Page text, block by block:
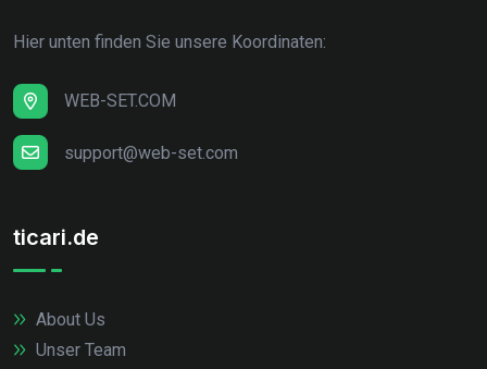
Hier unten finden Sie unsere Koordinaten:
WEB-SET.COM
support@web-set.com
ticari.de
About Us
Unser Team